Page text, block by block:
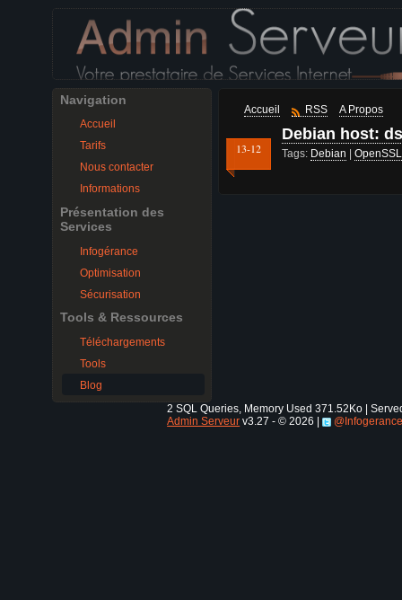
Navigation
Accueil
Tarifs
Nous contacter
Informations
Présentation des
Services
Infogérance
Optimisation
Sécurisation
Tools & Ressources
Téléchargements
Tools
Blog
Accueil RSS A Propos
13-12
Debian host:
Tags: Debian | OpenSSL
2 SQL Queries, Memory Used 371.52Ko |
Admin Serveur v3.27 - © 2026 |